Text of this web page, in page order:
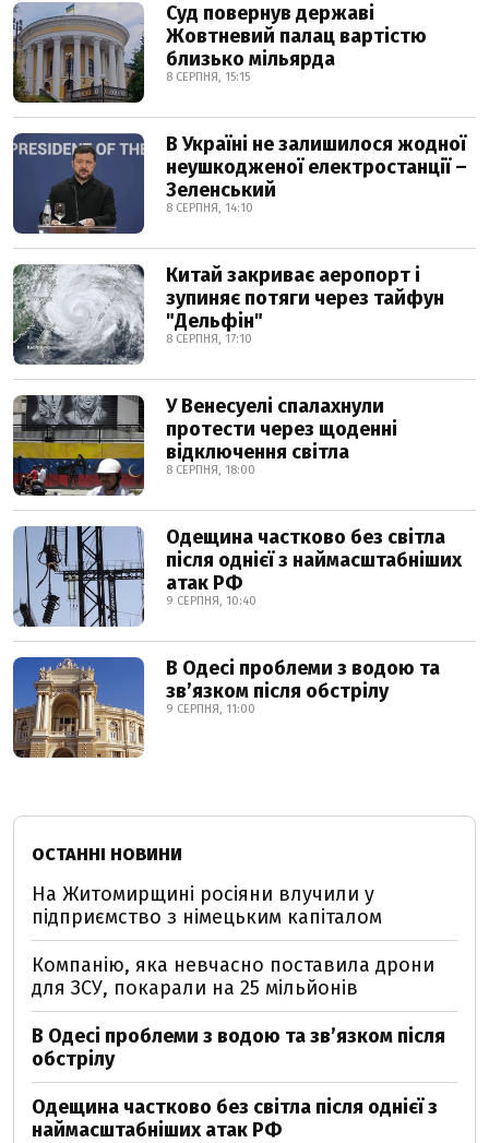
Суд повернув державі
Жовтневий палац вартістю
близько мільярда
8 СЕРПНЯ, 15:15
В Україні не залишилося жодної
неушкодженої електростанції –
Зеленський
8 СЕРПНЯ, 14:10
Китай закриває аеропорт і
зупиняє потяги через тайфун
"Дельфін"
8 СЕРПНЯ, 17:10
У Венесуелі спалахнули
протести через щоденні
відключення світла
8 СЕРПНЯ, 18:00
Одещина частково без світла
після однієї з наймасштабніших
атак РФ
9 СЕРПНЯ, 10:40
В Одесі проблеми з водою та
звʼязком після обстрілу
9 СЕРПНЯ, 11:00
ОСТАННІ НОВИНИ
На Житомирщині росіяни влучили у
підприємство з німецьким капіталом
Компанію, яка невчасно поставила дрони
для ЗСУ, покарали на 25 мільйонів
В Одесі проблеми з водою та звʼязком після
обстрілу
Одещина частково без світла після однієї з
наймасштабніших атак РФ